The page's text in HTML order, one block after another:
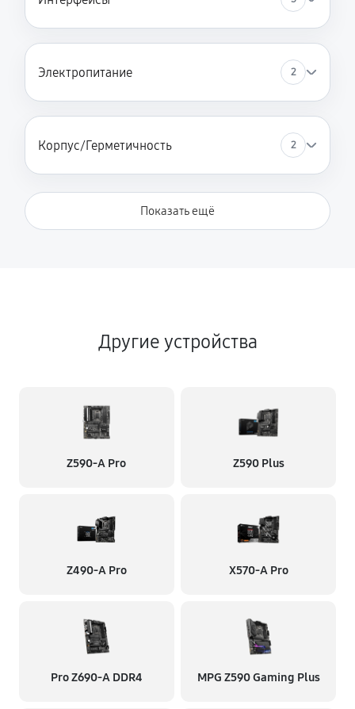
Электропитание 2
Корпус/Герметичность 2
Показать ещё
Другие устройства
Z590-A Pro Z590 Plus
Z490-A Pro X570-A Pro
Pro Z690-A DDR4 MPG Z590 Gaming Plus